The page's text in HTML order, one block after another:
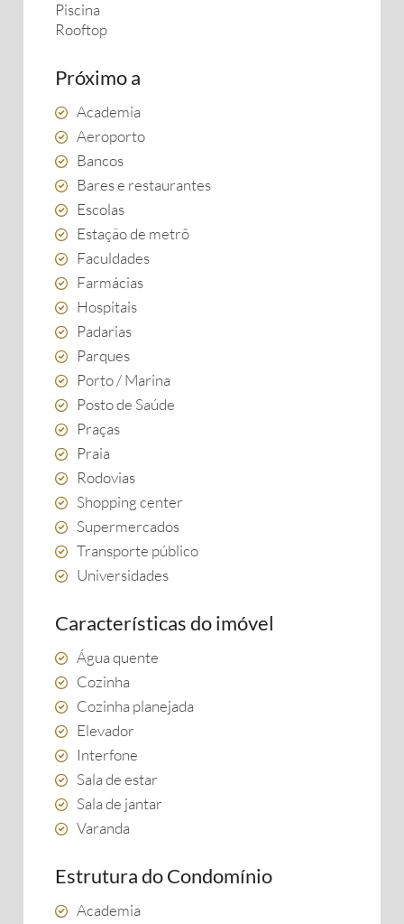
Piscina
Rooftop
Próximo a
Academia
Aeroporto
Bancos
Bares e restaurantes
Escolas
Estação de metrô
Faculdades
Farmácias
Hospitais
Padarias
Parques
Porto / Marina
Posto de Saúde
Praças
Praia
Rodovias
Shopping center
Supermercados
Transporte público
Universidades
Características do imóvel
Água quente
Cozinha
Cozinha planejada
Elevador
Interfone
Sala de estar
Sala de jantar
Varanda
Estrutura do Condomínio
Academia